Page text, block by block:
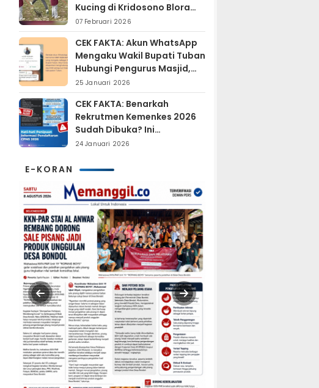
Kucing di Kridosono Blora
Sudah Resmi Jadi
Tersangka?
07 Februari 2026
CEK FAKTA: Akun WhatsApp
Mengaku Wakil Bupati Tuban
Hubungi Pengurus Masjid,
Dipastikan Hoaks
25 Januari 2026
CEK FAKTA: Benarkah
Rekrutmen Kemenkes 2026
Sudah Dibuka? Ini
Penjelasan Resmi BKN
24 Januari 2026
E-KORAN